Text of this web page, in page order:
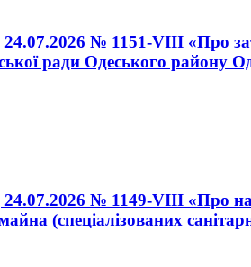
24.07.2026 № 1151-VIII «Про
ради Одеського району
24.07.2026 № 1149-VIII «Про
(спеціалізованих